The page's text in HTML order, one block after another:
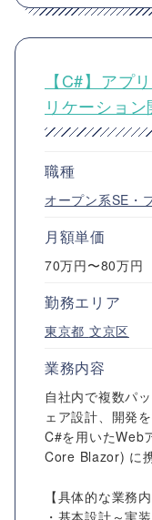
【C#】アプ
リケーショ
職種
オープン系SE・
月額単価
70万円〜80万円
勤務エリア
東京都 文京区
業務内容
自社内で複数パ
ェア設計、開発
C#を用いたWeb
Core Blazor) に
【具体的な業務内
・基本設計～実